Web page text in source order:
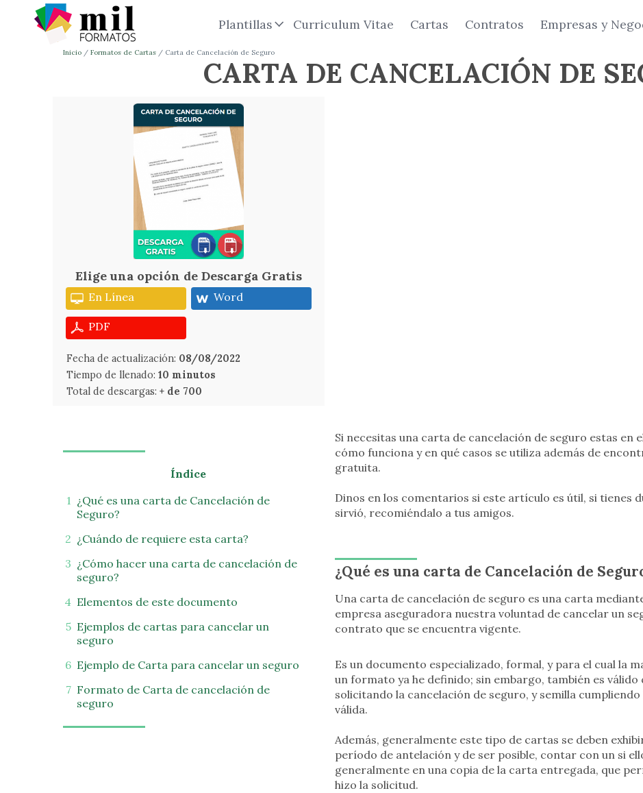
Plantillas Curriculum Vitae Cartas Contratos Empresas y
Inicio Formatos de Cartas Carta de Cancelación de Seguro
CARTA DE CANCELACIÓN DE
Elige una opción de Descarga Gratis
En Línea Word
PDF
Fecha de actualización: 08/08/2022
Tiempo de llenado: 10 minutos
Total de descargas: + de 700
Índice
¿Qué es una carta de Cancelación de
Seguro?
¿Cuándo de requiere esta carta?
¿Cómo hacer una carta de cancelación de
seguro?
Elementos de este documento
Ejemplos de cartas para cancelar un
seguro
Ejemplo de Carta para cancelar un seguro
Formato de Carta de cancelación de
seguro
Si necesitas una carta de cancelación de seguro estas en
cómo funciona y en qué casos se utiliza además de
gratuita.
Dinos en los comentarios si este artículo es útil, si tienes
sirvió, recomiéndalo a tus amigos.
¿Qué es una carta de Cancelación de
Una carta de cancelación de seguro es una carta
empresa aseguradora nuestra voluntad de cancelar un
contrato que se encuentra vigente.
Es un documento especializado, formal, y para el cual la
un formato ya he definido; sin embargo, también es
solicitando la cancelación de seguro, y semilla
válida.
Además, generalmente este tipo de cartas se deben
período de antelación y de ser posible, contar con un si
generalmente en una copia de la carta entregada, que
hizo la solicitud.